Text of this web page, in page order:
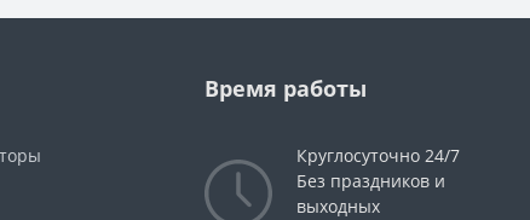
Время работы
Круглосуточно 24/7
Без праздников и
выходных